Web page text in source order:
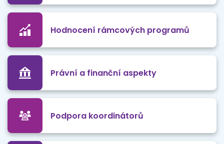
Hodnocení rámcových programů
Právní a finanční aspekty
Podpora koordinátorů